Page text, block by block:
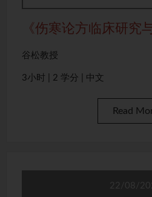
《伤寒论方临床研究
谷松教授
3小时 | 2 学分 | 中文
Read
22/08/